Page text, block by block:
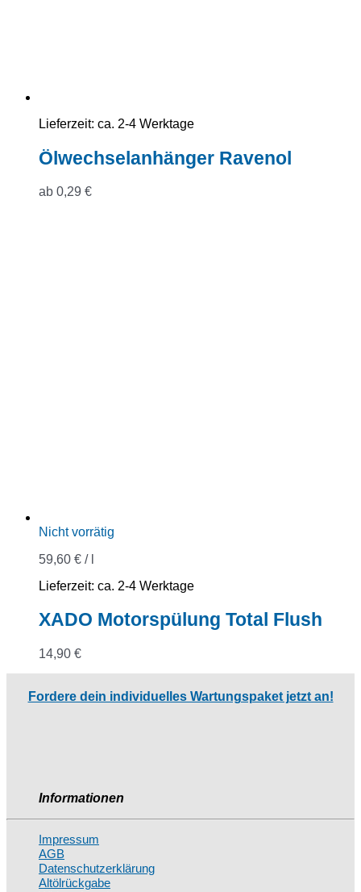
Lieferzeit: ca. 2-4 Werktage
Ölwechselanhänger Ravenol
ab 0,29 €
Nicht vorrätig
59,60 € /
Lieferzeit: ca. 2-4 Werktage
XADO Motorspülung Total Flush
14,90 €
Fordere dein individuelles Wartungspaket jetzt an!
Informationen
Impressum
AGB
Datenschutzerklärung
Altölrückgabe